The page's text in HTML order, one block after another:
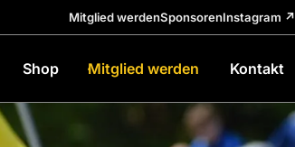
Mitglied werdenSponsorenInstagram ↗
Shop Mitglied werden Kontakt